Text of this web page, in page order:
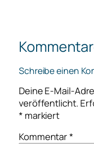
Schreibe einen
Deine E-Mail-
veröffentlicht.
* markiert
Kommentar*